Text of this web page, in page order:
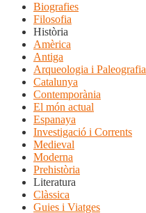
Biografies
Filosofia
Història
Amèrica
Antiga
Arqueologia i Paleografia
Catalunya
Contemporània
El món actual
Espanaya
Investigació i Corrents
Medieval
Moderna
Prehistòria
Literatura
Clàssica
Guies i Viatges